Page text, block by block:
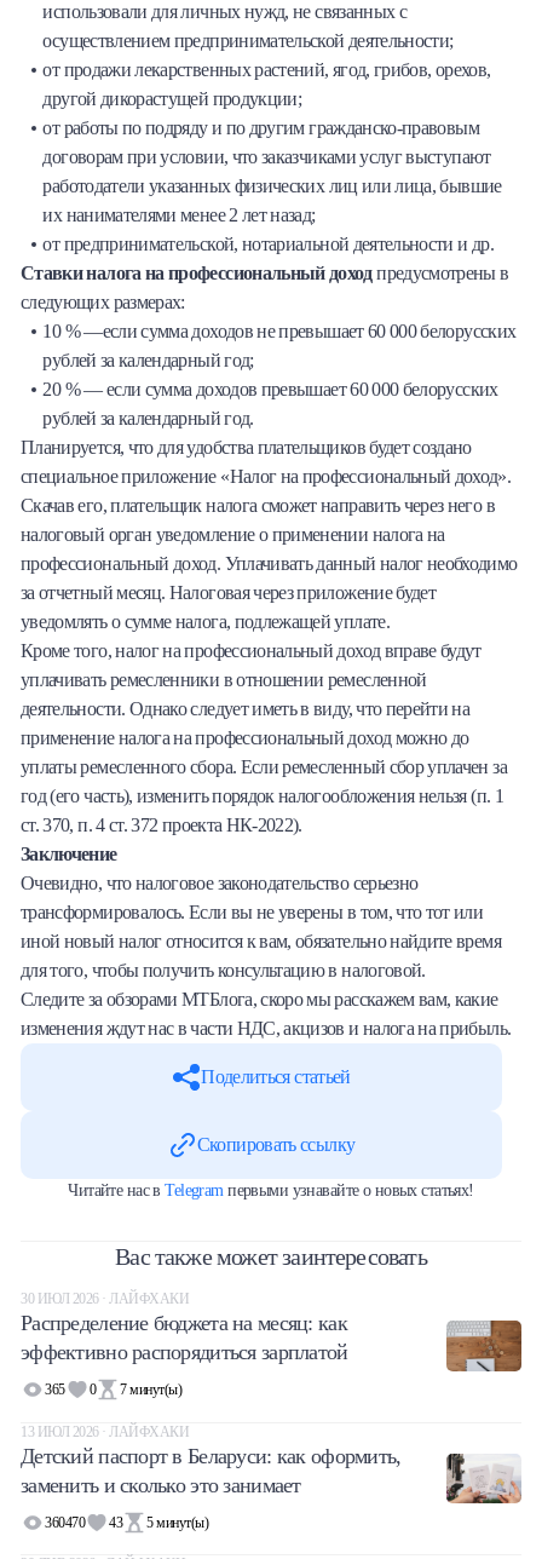
использовали для личных нужд, не связанных с
осуществлением предпринимательской деятельности;
от продажи лекарственных растений, ягод, грибов, орехов,
другой дикорастущей продукции;
от работы по подряду и по другим гражданско-правовым
договорам при условии, что заказчиками услуг выступают
работодатели указанных физических лиц или лица, бывшие
их нанимателями менее 2 лет назад;
от предпринимательской, нотариальной деятельности и др.
Ставки налога на профессиональный доходпредусмотрены в
следующих размерах:
10 % —если сумма доходов не превышает 60 000 белорусских
рублей за календарный год;
20 % — если сумма доходов превышает 60 000 белорусских
рублей за календарный год.
Планируется, что для удобства плательщиков будет создано
специальное приложение «Налог на профессиональный доход».
Скачав его, плательщик налога сможет направить через него в
налоговый орган уведомление о применении налога на
профессиональный доход. Уплачивать данный налог необходимо
за отчетный месяц. Налоговая через приложение будет
уведомлять о сумме налога, подлежащей уплате.
Кроме того, налог на профессиональный доход вправе будут
уплачивать ремесленники в отношении ремесленной
деятельности. Однако следует иметь в виду, что перейти на
применение налога на профессиональный доход можно до
уплаты ремесленного сбора. Если ремесленный сбор уплачен за
год (его часть), изменить порядок налогообложения нельзя (п. 1
ст. 370, п. 4 ст. 372 проекта НК-2022).
Заключение
Очевидно, что налоговое законодательство серьезно
трансформировалось. Если вы не уверены в том, что тот или
иной новый налог относится к вам, обязательно найдите время
для того, чтобы получить консультацию в налоговой.
Следите за обзорами МТБлога, скоро мы расскажем вам, какие
изменения ждут нас в части НДС, акцизов и налога на прибыль.
Поделиться статьей
Скопировать ссылку
Читайте нас вTelegramпервыми узнавайте о новых статьях!
Вас также может заинтересовать
30 ИЮЛ 2026 · ЛАЙФХАКИ
Распределение бюджета на месяц: как
эффективно распорядиться зарплатой
365 0 7минут(ы)
13 ИЮЛ 2026 · ЛАЙФХАКИ
Детский паспорт в Беларуси: как оформить,
заменить и сколько это занимает
360470 43 5минут(ы)